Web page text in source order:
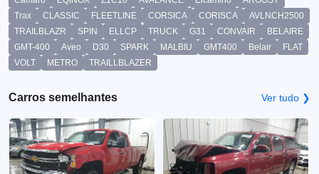
Trax
CLASSIC FLEETLINE CORSICA CORISCA
AVLNCH2500
TRAILBLAZR
SPIN ELLCP TRUCK G31 CONVAIR
BELAIRE
GMT-400
Aveo D30 SPARK MALBIU GMT400 Belair
FLAT
VOLT
METRO TRAILLBLAZER
Carros semelhantes Ver tudo ❯